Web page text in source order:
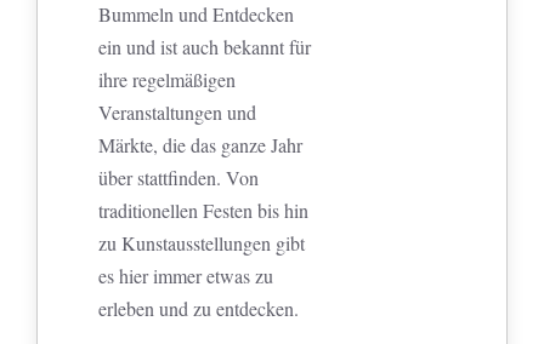
Bummeln und Entdecken
ein und ist auch bekannt für
ihre regelmäßigen
Veranstaltungen und
Märkte, die das ganze Jahr
über stattfinden. Von
traditionellen Festen bis hin
zu Kunstausstellungen gibt
es hier immer etwas zu
erleben und zu entdecken.